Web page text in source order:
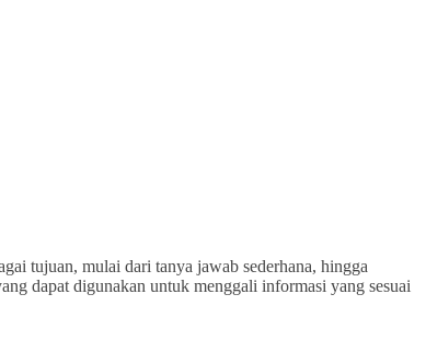
tujuan, mulai dari tanya jawab sederhana, hingga
dapat digunakan untuk menggali informasi yang sesuai